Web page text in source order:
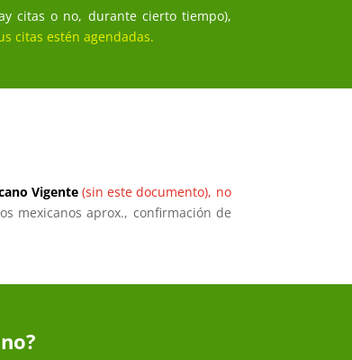
citas o no, durante cierto tiempo),
citas estén agendadas.
Vigente (sin este documento), no
mexicanos aprox., confirmación de